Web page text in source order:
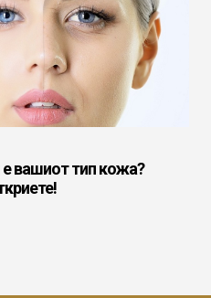
е вашиот тип кожа?